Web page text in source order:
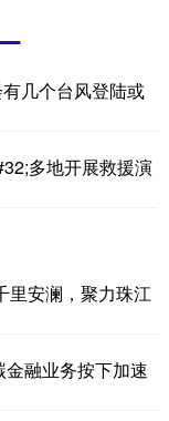
几个台风登陆或
多地开展救援演
里安澜，聚力珠江
融业务按下加速